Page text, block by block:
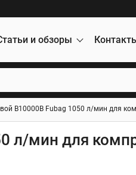
и обзоры
B10000B Fubag 1050 л/мин для
л/мин для